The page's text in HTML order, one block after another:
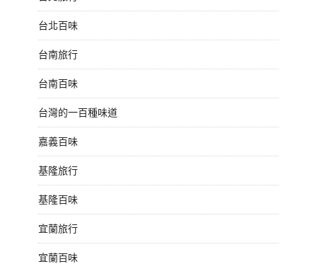
台北百味
台南旅行
台南百味
台灣的一百種味道
嘉義百味
基隆旅行
基隆百味
宜蘭旅行
宜蘭百味